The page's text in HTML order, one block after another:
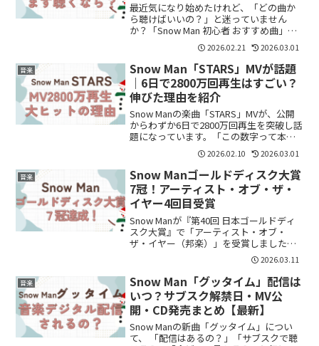
最近気になり始めたけれど、「どの曲か
ら聴けばいいの？」と迷っていません
か？「Snow Man 初心者 おすすめ曲」
「Snow Man どの曲から聴く？」と検索
する人が増えています。この記事では、
初心者でも聴きやすく、Snow Manの魅力
が...
2026.02.21 2026.03.01
音楽
Snow Man「STARS」MVが話題
｜6日で2800万回再生はすごい？
伸びた理由を紹介
Snow Manの楽曲「STARS」MVが、公開
からわずか6日で2800万回再生を突破し話
題になっています。「この数字って本当
にすごいの？」「なぜここまで伸びた
の？」と気になる人も多いはず。この記
事では、再生回数のすごさや急伸の理由
を分かり...
2026.02.10 2026.03.01
音楽
Snow Manゴールドディスク大賞
7冠！アーティスト・オブ・ザ・
イヤー4回目受賞
Snow Manが『第40回 日本ゴールドディ
スク大賞』で「アーティスト・オブ・
ザ・イヤー（邦楽）」を受賞しました。
これでSnow Manは 4回目の受賞となりま
す。さらに・アルバム・シングル・ミュ
ージックビデオなど複数部門でも受賞
し、合計...
2026.03.11
音楽
Snow Man「グッタイム」配信は
いつ？サブスク解禁日・MV公
開・CD発売まとめ【最新】
Snow Manの新曲「グッタイム」につい
て、 「配信はあるの？」「サブスクで聴